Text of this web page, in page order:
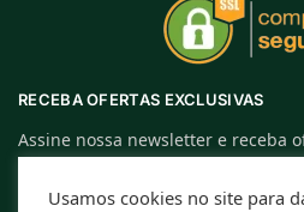
RECEBA OFERTAS EXCLUSIVAS
Assine nossa newsletter e receba
descontos exclusivos.
Usamos cookies no site para